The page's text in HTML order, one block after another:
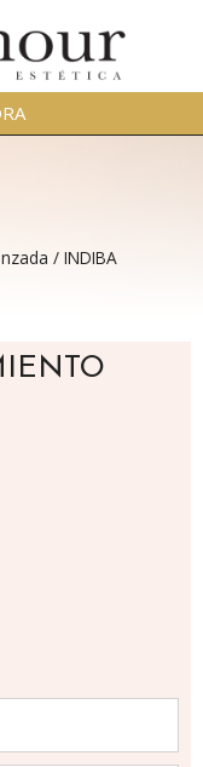
/ INDIBA